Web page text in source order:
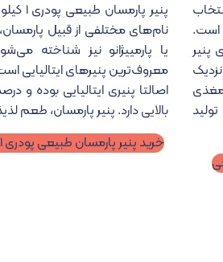
یک انتخاب
است.
پنیر
مغذی
پنیر
نام‌های مختلفی از قبیل پارمسان،
یا پارمییژانو نیز شناخته
معروف‌ترین پنیرهای ایتالیایی
اصالتا پنیری ایتالیایی بوده و
بالایی دارد. پنیر پارمسان، طعم
خرید پنیر پارمسان طبیعی پودری ۱ کیلوگرم